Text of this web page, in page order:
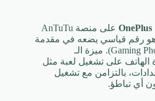
OnePlus
على منصة AnTuTu
رقم قياسي يضعه في مقدمة
بالتزامن مع تشغيل
أي تباطؤ.